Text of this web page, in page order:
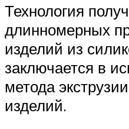
Технология
длинномерных
изделий из
заключается в
метода
изделий.